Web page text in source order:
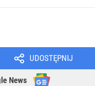
UDOSTĘPNIJ
News